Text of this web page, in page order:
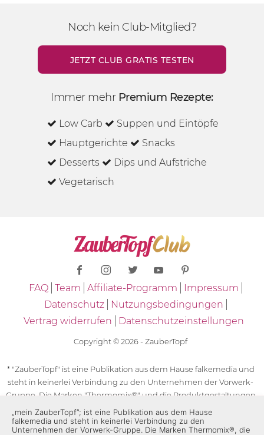
Noch kein Club-Mitglied?
JETZT CLUB GRATIS TESTEN
Immer mehr Premium Rezepte:
Low Carb
Suppen und Eintöpfe
Hauptgerichte
Snacks
Desserts
Dips und Aufstriche
Vegetarisch
FAQ Team Affiliate-Programm
Impressum
Datenschutz
Nutzungsbedingungen
Vertrag widerrufen
Datenschutzeinstellungen
Copyright © 2026 - ZauberTopf
* "ZauberTopf" ist eine Publikation aus dem Hause falkemedia und
steht in keinerlei Verbindung zu den Unternehmen der Vorwerk-
Gruppe. Die Marken "Thermomix®" und die Produktgestaltungen
des "Thermomix®" sind eingetragene Marken der Unternehmen
der Vorwerk-Gruppe. Die Marken Thermomix®, die Zeichen TM5®,
„mein ZauberTopf”; ist eine Publikation aus dem Hause
falkemedia und steht in keinerlei Verbindung zu den
Unternehmen der Vorwerk-Gruppe. Die Marken Thermomix®, die